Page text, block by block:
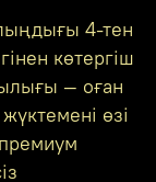
4-тен
көтергіш
— оған
өзі